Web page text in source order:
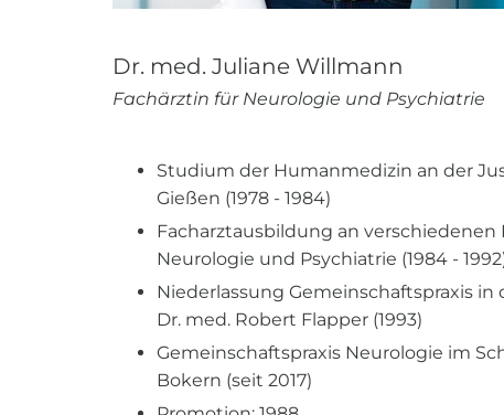
Dr. med. Juliane Willmann
Fachärztin für Neurologie und Psychiatrie
Studium der Humanmedizin an der
Gießen (1978 - 1984)
Facharztausbildung an verschiedenen
Neurologie und Psychiatrie (1984 -
Niederlassung Gemeinschaftspraxis
Dr. med. Robert Flapper (1993)
Gemeinschaftspraxis Neurologie im
Bokern (seit 2017)